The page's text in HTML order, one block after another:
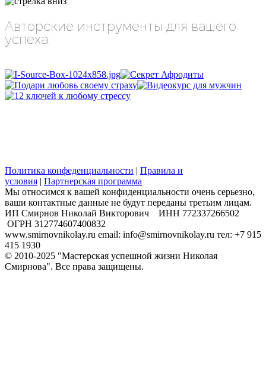
Авторские инструменты для вашего
успеха:
Политика конфеденциальности | Правила и
условия | Партнерская программа
Мы относимся к вашей конфиденциальности очень серьезно,
ваши контактные данные не будут переданы третьим лицам.
​ИП Смирнов Николай Викторович ИНН 772337266502
ОГРН 312774607400832
www.smirnovnikolay.ru email: info@smirnovnikolay.ru тел: +7 915
415 1930
© 2010-2025 "Мастерская успешной жизни Николая
Смирнова". Все права защищены.